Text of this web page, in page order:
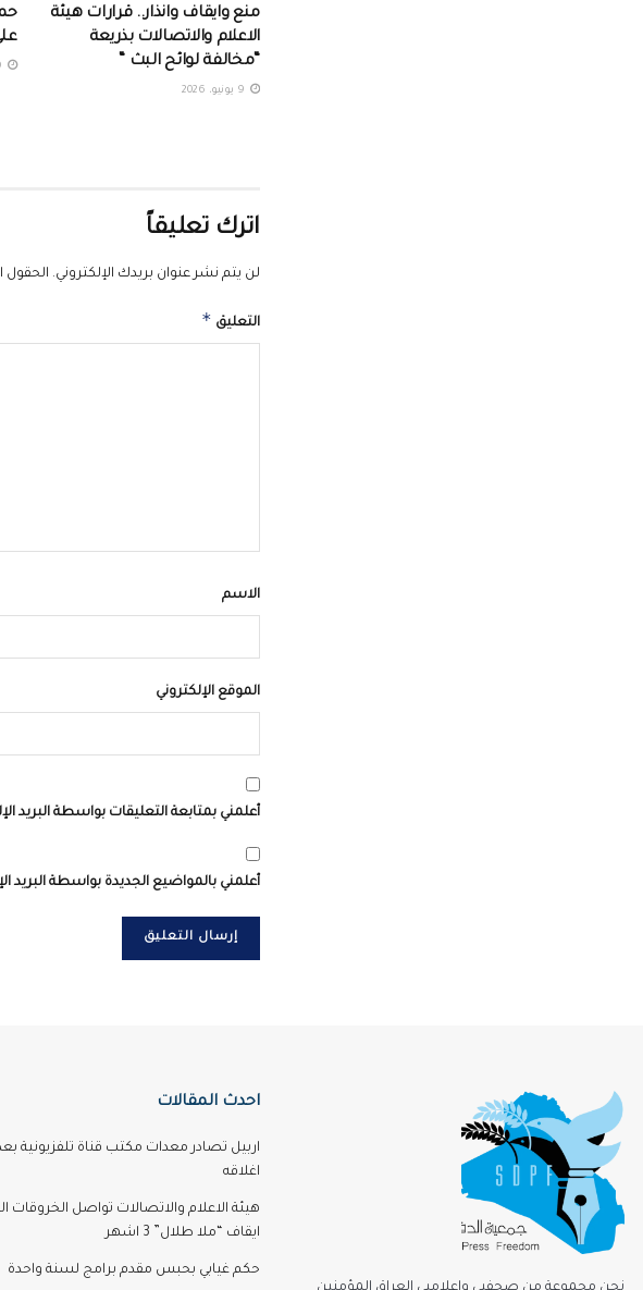
منع وايقاف وانذار.. قرارات هيئة
الاعلام والاتصالات بذريعة
“مخالفة لوائح البث “
اترك تعليقاً
لن يتم نشر عنوان بريدك الإلكتروني. الحقول
التعليق *
الاسم
الموقع الإلكتروني
أعلمني بمتابعة التعليقات بواسطة البريد
أعلمني بالمواضيع الجديدة بواسطة البريد
احدث المقالات
اربيل تصادر معدات مكتب قناة تلفزيونية
اغلاقه
هيئة الاعلام والاتصالات تواصل الخروقات
ايقاف “ملا طلال” 3 اشهر
حكم غيابي بحبس مقدم برامج لسنة واحدة